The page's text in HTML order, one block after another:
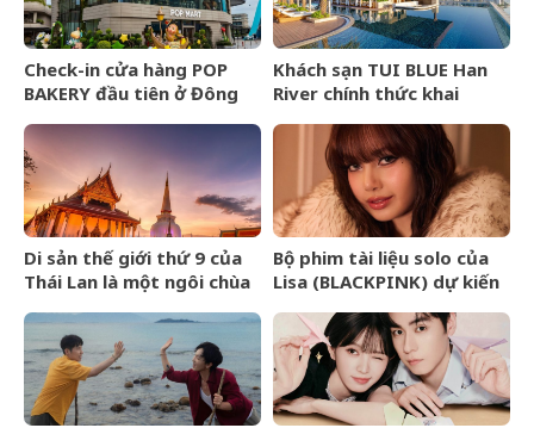
Check-in cửa hàng POP
BAKERY đầu tiên ở Đông
Khách sạn TUI BLUE Han
River chính thức khai
Di sản thế giới thứ 9 của
Thái Lan là một ngôi chùa
Bộ phim tài liệu solo của
Lisa (BLACKPINK) dự kiến
TIFF 2026